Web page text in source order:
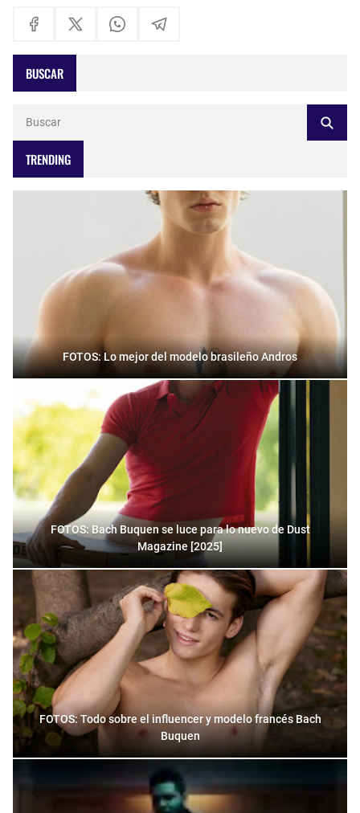
BUSCAR
TRENDING
FOTOS: Lo mejor del modelo brasileño Andros
FOTOS: Bach Buquen se luce para lo nuevo de Dust
Magazine [2025]
FOTOS: Todo sobre el influencer y modelo francés Bach
Buquen